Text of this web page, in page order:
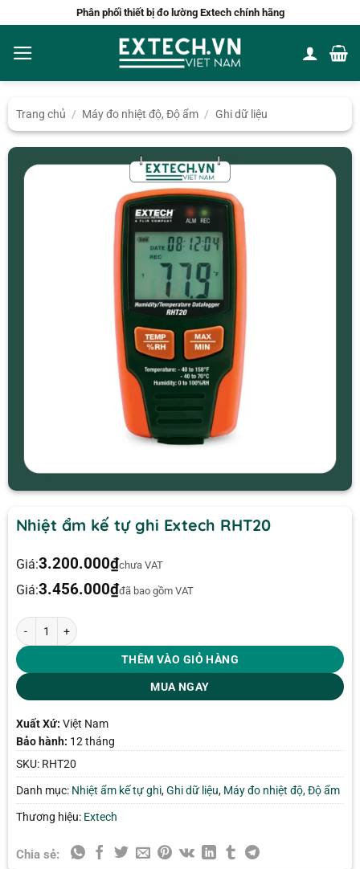
nội
dung
Phân phối thiết bị đo lường Extech chính hãng
Trang chủ / Máy đo nhiệt độ, Độ ẩm / Ghi dữ liệu
Nhiệt ẩm kế tự ghi Extech RHT20
Giá:3.200.000₫chưa VAT
Giá:3.456.000₫đã bao gồm VAT
Nhiệt ẩm kế tự ghi Extech RHT20 số lượng
THÊM VÀO GIỎ HÀNG
MUA NGAY
Xuất Xứ: Việt Nam
Bảo hành: 12 tháng
SKU: RHT20
Danh mục: Nhiệt ẩm kế tự ghi,Ghi dữ liệu, Máy đo nhiệt độ, Độ ẩm
Thương hiệu: Extech
Chia sẻ: